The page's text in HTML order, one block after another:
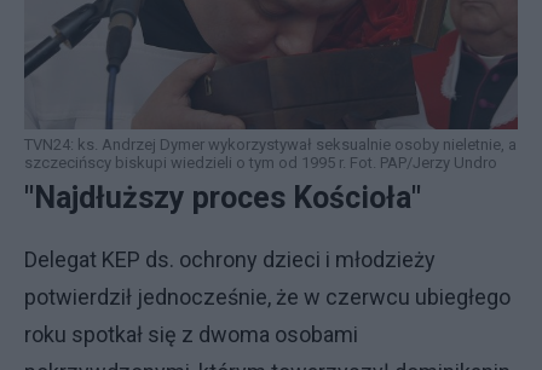
TVN24: ks. Andrzej Dymer wykorzystywał seksualnie osoby nieletnie, a
szczecińscy biskupi wiedzieli o tym od 1995 r. Fot. PAP/Jerzy Undro
"Najdłuższy proces Kościoła"
Delegat KEP ds. ochrony dzieci i młodzieży
potwierdził jednocześnie, że w czerwcu ubiegłego
roku spotkał się z dwoma osobami